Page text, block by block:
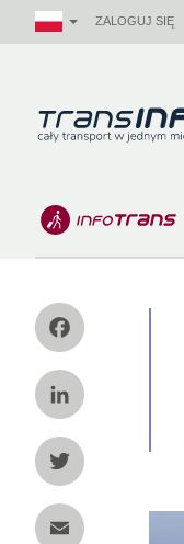
ZALOGUJ SIĘ
Logo
Facebook
LinkedIn
Twitter